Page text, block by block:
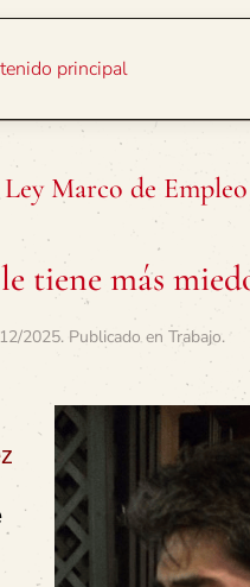
principal
Ley Marco de
tiene más
2025. Publicado en Trabajo.